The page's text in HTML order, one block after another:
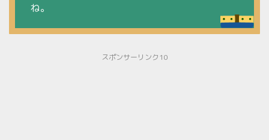
ね。
スポンサーリンク10